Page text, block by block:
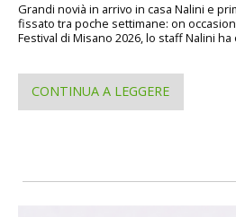
Grandi novià in arrivo in casa Nalini e
fissato tra poche settimane: on
Festival di Misano 2026, lo staff Nalini
CONTINUA A LEGGERE